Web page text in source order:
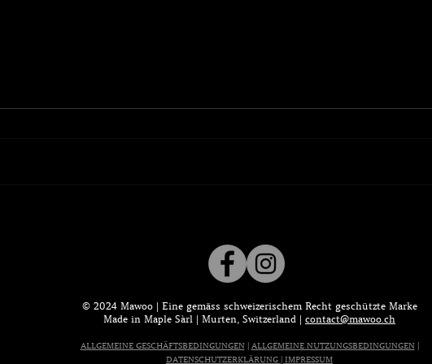
© 2024 Mawoo | Eine gemäss schweizerischem Recht geschützte Marke
Made in Maple Sàrl | Murten, Switzerland | contact@mawoo.ch
ALLGEMEINE GESCHÄFTSBEDINGUNGEN| ALLGEMEINE NUTZUNGSBEDINGUNGEN|
DATENSCHUTZERKLÄRUNG | IMPRESSUM